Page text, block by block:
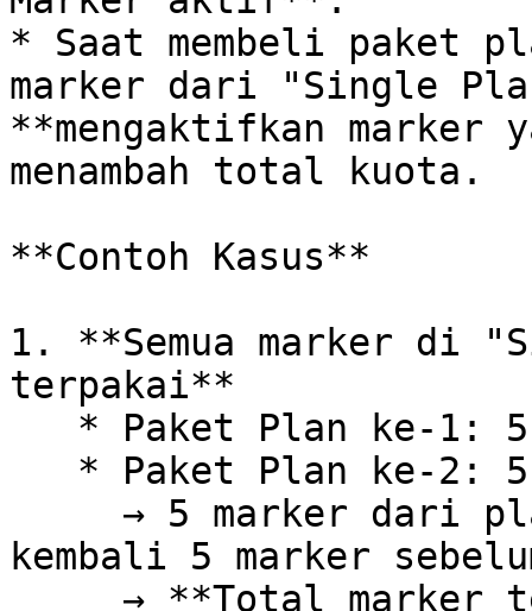
* Saat membeli paket
marker dari "Single
**mengaktifkan marker
menambah total kuota.
**Contoh Kasus**
1. **Semua marker di
terpakai**
kembali 5 marker